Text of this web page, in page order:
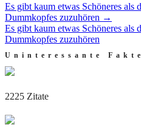
Es gibt kaum etwas Schöneres als
Dummkopfes zuzuhören →
Es gibt kaum etwas Schöneres als
Dummkopfes zuzuhören
Uninteressante
2225 Zitate